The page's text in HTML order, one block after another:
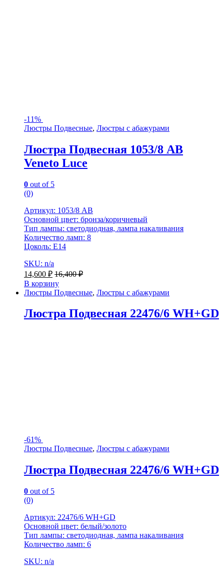
-11%
Люстры Подвесные, Люстры с абажурами
Люстра Подвесная 1053/8 AB
Veneto Luce
0 out of 5
(0)
Артикул: 1053/8 AB
Основной цвет: бронза/коричневый
Тип лампы: светодиодная, лампа накаливания
Количество ламп: 8
Цоколь: E14
SKU: n/a
14,600 ₽ 16,400₽
В корзину
Люстры Подвесные, Люстры с абажурами
Люстра Подвесная 22476/6 WH+GD
-61%
Люстры Подвесные, Люстры с абажурами
Люстра Подвесная 22476/6 WH+GD
0 out of 5
(0)
Артикул: 22476/6 WH+GD
Основной цвет: белый/золото
Тип лампы: светодиодная, лампа накаливания
Количество ламп: 6
SKU: n/a